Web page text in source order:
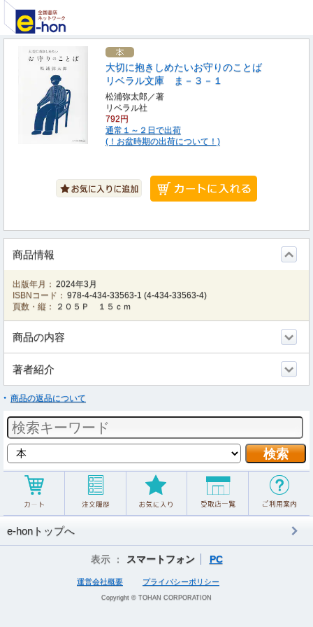
大切に抱きしめたいお守りのことば
リベラル文庫 ま－３－１
松浦弥太郎／著
リベラル社
792円
通常１～２日で出荷
(！お盆時期の出荷について！)
商品情報
出版年月： 2024年3月
ISBNコード： 978-4-434-33563-1 (4-434-33563-4)
頁数・縦：
２０５Ｐ １５ｃｍ
商品の内容
著者紹介
商品の返品について
e-honトップへ
表示 ： スマートフォン PC
運営会社概要 プライバシーポリシー
Copyright © TOHAN CORPORATION